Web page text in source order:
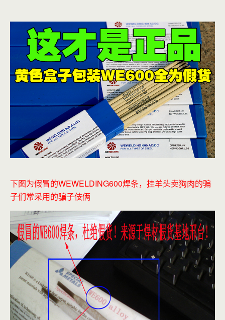
下图为假冒的WEWELDING600焊条，挂羊头卖狗肉的骗
子们常采用的骗子伎俩